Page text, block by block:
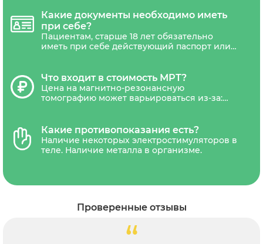
Направления на МРТ может потребоваться
только беременным женщинам.
Какие документы необходимо иметь
при себе?
Пациентам, старше 18 лет обязательно
иметь при себе действующий паспорт или
должны сопровождаться уполномоченным
представителем(один из родителей или
законный представитель ребенка).
Что входит в стоимость МРТ?
Цена на магнитно-резонансную
томографию может варьироваться из-за:
сверхвысокопольные), наличия акций и
скидок. В стоимость обследования обычно
входит диагностика, письменное
заключение рентгенолога и запись
диагностических центрах платной является
рентгенологическую пленку.
Какие противопоказания есть?
Наличие некоторых электростимуляторов в
теле. Наличие металла в организме.
Проверенные отзывы